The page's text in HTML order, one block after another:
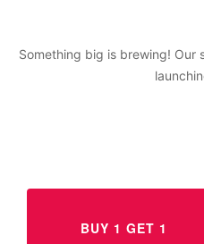
Something big is brewing! Our
BUY 1 GET 1